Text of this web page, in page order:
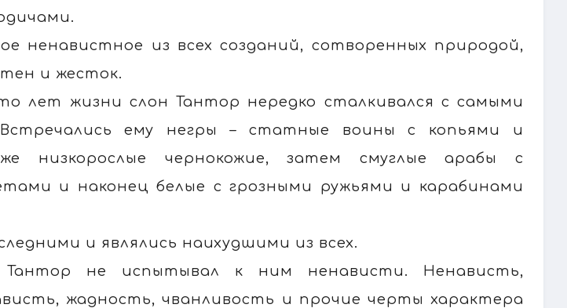
ненавистное из всех созданий, сотворенных природой,
и жесток.
лет жизни слон Тантор нередко сталкивался с самыми
ему негры – статные воины с копьями и
низкорослые чернокожие, затем смуглые арабы с
и наконец белые с грозными ружьями и карабинами
и являлись наихудшими из всех.
не испытывал к ним ненависти. Ненависть,
жадность, чванливость и прочие черты характера